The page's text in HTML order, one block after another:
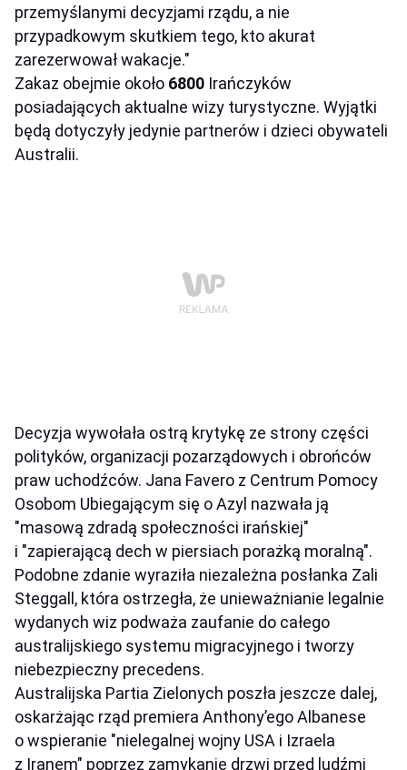
przemyślanymi decyzjami rządu, a nie
przypadkowym skutkiem tego, kto akurat
zarezerwował wakacje."
Zakaz obejmie około 6800 Irańczyków
posiadających aktualne wizy turystyczne. Wyjątki
będą dotyczyły jedynie partnerów i dzieci obywateli
Australii.
Decyzja wywołała ostrą krytykę ze strony części
polityków, organizacji pozarządowych i obrońców
praw uchodźców. Jana Favero z Centrum Pomocy
Osobom Ubiegającym się o Azyl nazwała ją
"masową zdradą społeczności irańskiej"
i "zapierającą dech w piersiach porażką moralną".
Podobne zdanie wyraziła niezależna posłanka Zali
Steggall, która ostrzegła, że unieważnianie legalnie
wydanych wiz podważa zaufanie do całego
australijskiego systemu migracyjnego i tworzy
niebezpieczny precedens.
Australijska Partia Zielonych poszła jeszcze dalej,
oskarżając rząd premiera Anthony’ego Albanese
o wspieranie "nielegalnej wojny USA i Izraela
z Iranem" poprzez zamykanie drzwi przed ludźmi